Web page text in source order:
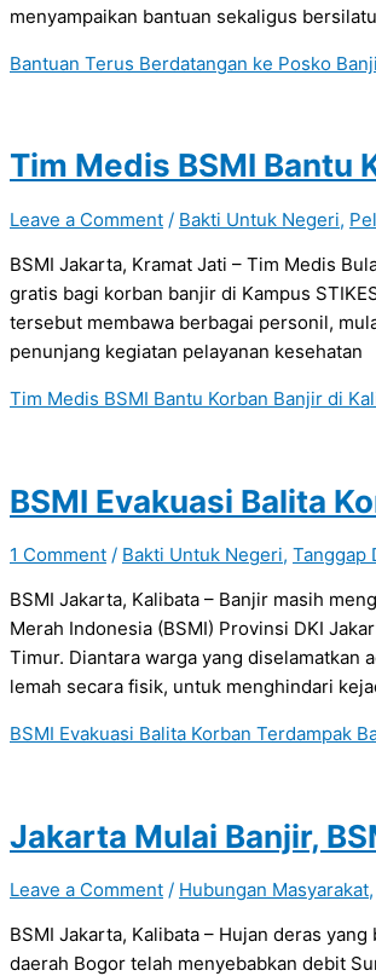
menyampaikan bantuan sekaligus
Bantuan Terus Berdatangan ke Posko
Tim Medis BSMI Bantu
Leave a Comment / Bakti Untuk Negeri,
BSMI Jakarta, Kramat Jati – Tim Medis
gratis bagi korban banjir di Kampus
tersebut membawa berbagai personil,
penunjang kegiatan pelayanan kesehatan
Tim Medis BSMI Bantu Korban Banjir di
BSMI Evakuasi Balita
1 Comment / Bakti Untuk Negeri, Tanggap
BSMI Jakarta, Kalibata – Banjir masih
Merah Indonesia (BSMI) Provinsi DKI
Timur. Diantara warga yang diselamatkan
lemah secara fisik, untuk menghindari
BSMI Evakuasi Balita Korban Terdampak
Jakarta Mulai Banjir,
Leave a Comment / Hubungan Masyarakat,
BSMI Jakarta, Kalibata – Hujan deras
daerah Bogor telah menyebabkan debit